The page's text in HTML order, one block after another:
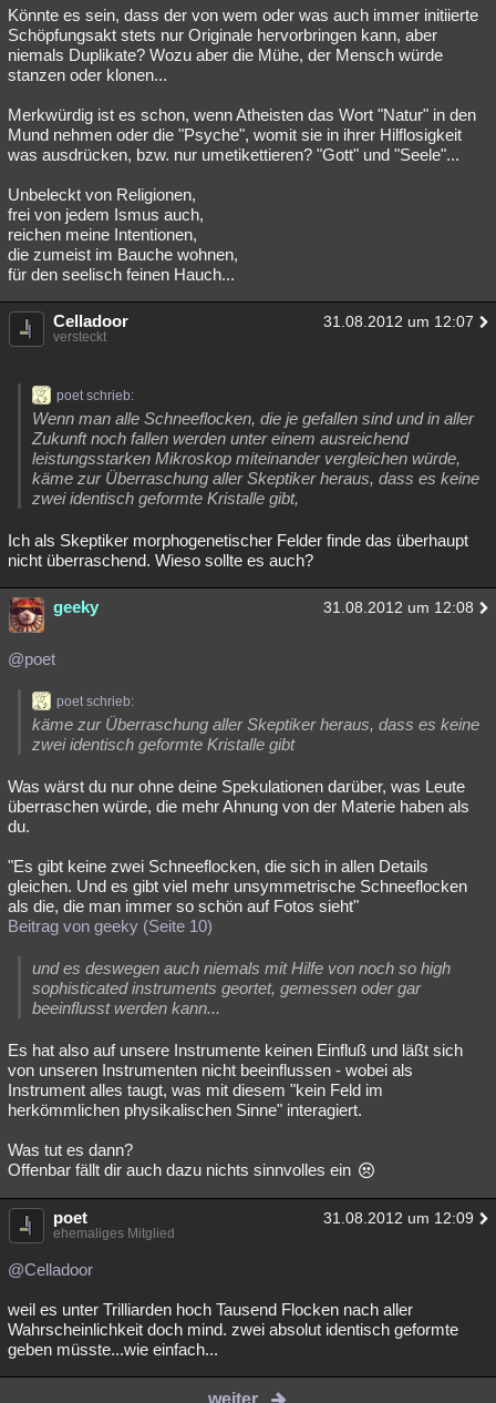
Könnte es sein, dass der von wem oder was auch immer initiierte
Schöpfungsakt stets nur Originale hervorbringen kann, aber
niemals Duplikate? Wozu aber die Mühe, der Mensch würde
stanzen oder klonen...
Merkwürdig ist es schon, wenn Atheisten das Wort "Natur" in den
Mund nehmen oder die "Psyche", womit sie in ihrer Hilflosigkeit
was ausdrücken, bzw. nur umetikettieren? "Gott" und "Seele"...
Unbeleckt von Religionen,
frei von jedem Ismus auch,
reichen meine Intentionen,
die zumeist im Bauche wohnen,
für den seelisch feinen Hauch...
Celladoor 31.08.2012 um 12:07
versteckt
poet schrieb:
Wenn man alle Schneeflocken, die je gefallen sind und in aller
Zukunft noch fallen werden unter einem ausreichend
leistungsstarken Mikroskop miteinander vergleichen würde,
käme zur Überraschung aller Skeptiker heraus, dass es keine
zwei identisch geformte Kristalle gibt,
Ich als Skeptiker morphogenetischer Felder finde das überhaupt
nicht überraschend. Wieso sollte es auch?
geeky 31.08.2012 um 12:08
@poet
poet schrieb:
käme zur Überraschung aller Skeptiker heraus, dass es keine
zwei identisch geformte Kristalle gibt
Was wärst du nur ohne deine Spekulationen darüber, was Leute
überraschen würde, die mehr Ahnung von der Materie haben als
du.
"Es gibt keine zwei Schneeflocken, die sich in allen Details
gleichen. Und es gibt viel mehr unsymmetrische Schneeflocken
als die, die man immer so schön auf Fotos sieht"
Beitrag von geeky (Seite 10)
und es deswegen auch niemals mit Hilfe von noch so high
sophisticated instruments geortet, gemessen oder gar
beeinflusst werden kann...
Es hat also auf unsere Instrumente keinen Einfluß und läßt sich
von unseren Instrumenten nicht beeinflussen - wobei als
Instrument alles taugt, was mit diesem "kein Feld im
herkömmlichen physikalischen Sinne" interagiert.
Was tut es dann?
Offenbar fällt dir auch dazu nichts sinnvolles ein
poet 31.08.2012 um 12:09
ehemaliges Mitglied
@Celladoor
weil es unter Trilliarden hoch Tausend Flocken nach aller
Wahrscheinlichkeit doch mind. zwei absolut identisch geformte
geben müsste...wie einfach...
weiter